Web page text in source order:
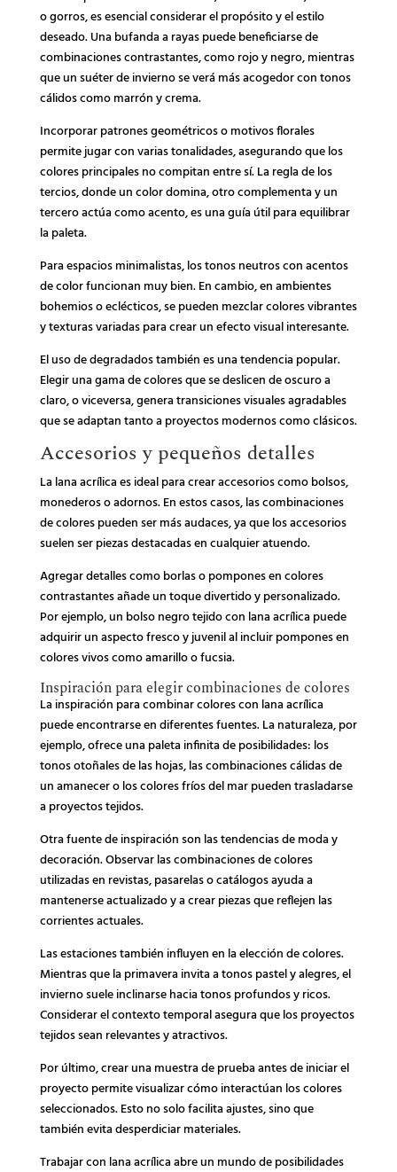
o gorros, es esencial considerar el propósito y el estilo
deseado. Una bufanda a rayas puede beneficiarse de
combinaciones contrastantes, como rojo y negro, mientras
que un suéter de invierno se verá más acogedor con tonos
cálidos como marrón y crema.
Incorporar patrones geométricos o motivos florales
permite jugar con varias tonalidades, asegurando que los
colores principales no compitan entre sí. La regla de los
tercios, donde un color domina, otro complementa y un
tercero actúa como acento, es una guía útil para equilibrar
la paleta.
Para espacios minimalistas, los tonos neutros con acentos
de color funcionan muy bien. En cambio, en ambientes
bohemios o eclécticos, se pueden mezclar colores vibrantes
y texturas variadas para crear un efecto visual interesante.
El uso de degradados también es una tendencia popular.
Elegir una gama de colores que se deslicen de oscuro a
claro, o viceversa, genera transiciones visuales agradables
que se adaptan tanto a proyectos modernos como clásicos.
Accesorios y pequeños detalles
La lana acrílica es ideal para crear accesorios como bolsos,
monederos o adornos. En estos casos, las combinaciones
de colores pueden ser más audaces, ya que los accesorios
suelen ser piezas destacadas en cualquier atuendo.
Agregar detalles como borlas o pompones en colores
contrastantes añade un toque divertido y personalizado.
Por ejemplo, un bolso negro tejido con lana acrílica puede
adquirir un aspecto fresco y juvenil al incluir pompones en
colores vivos como amarillo o fucsia.
Inspiración para elegir combinaciones de colores
La inspiración para combinar colores con lana acrílica
puede encontrarse en diferentes fuentes. La naturaleza, por
ejemplo, ofrece una paleta infinita de posibilidades: los
tonos otoñales de las hojas, las combinaciones cálidas de
un amanecer o los colores fríos del mar pueden trasladarse
a proyectos tejidos.
Otra fuente de inspiración son las tendencias de moda y
decoración. Observar las combinaciones de colores
utilizadas en revistas, pasarelas o catálogos ayuda a
mantenerse actualizado y a crear piezas que reflejen las
corrientes actuales.
Las estaciones también influyen en la elección de colores.
Mientras que la primavera invita a tonos pastel y alegres, el
invierno suele inclinarse hacia tonos profundos y ricos.
Considerar el contexto temporal asegura que los proyectos
tejidos sean relevantes y atractivos.
Por último, crear una muestra de prueba antes de iniciar el
proyecto permite visualizar cómo interactúan los colores
seleccionados. Esto no solo facilita ajustes, sino que
también evita desperdiciar materiales.
Trabajar con lana acrílica abre un mundo de posibilidades